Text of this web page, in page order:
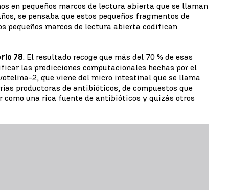
en pequeños marcos de lectura abierta que se llaman
se pensaba que estos pequeños fragmentos de
pequeños marcos de lectura abierta codifican
78. El resultado recoge que más del 70 % de esas
las predicciones computacionales hechas por el
2, que viene del micro intestinal que se llama
productoras de antibióticos, de compuestos que
como una rica fuente de antibióticos y quizás otros